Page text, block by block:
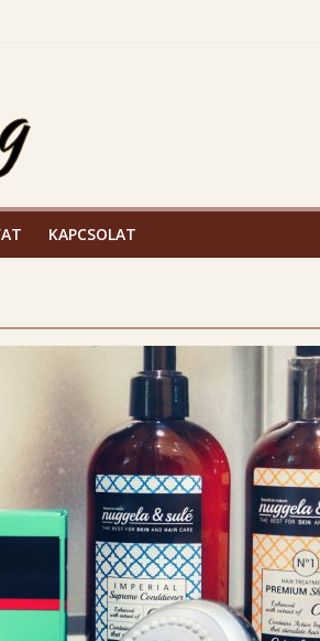
bőrfiatalító termékcsalád
KAPCSOLAT